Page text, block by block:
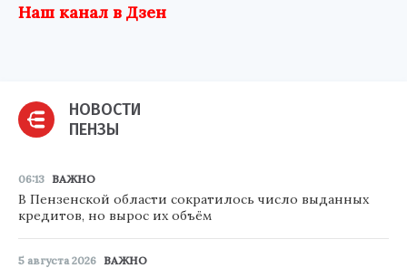
Наш канал в Дзен
НОВОСТИ
ПЕНЗЫ
06:13 ВАЖНО
В Пензенской области сократилось число выданных
кредитов, но вырос их объём
5 августа 2026 ВАЖНО